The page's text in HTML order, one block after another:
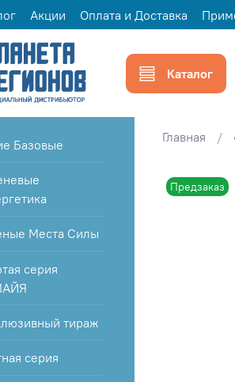
Акции Оплата и Доставка
Каталог
Главная
Предзаказ
Базовые
Места Силы
серия
тираж
серия